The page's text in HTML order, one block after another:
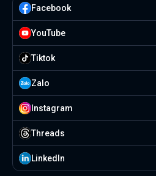
Facebook
YouTube
Tiktok
Zalo
Instagram
Threads
Linkedln